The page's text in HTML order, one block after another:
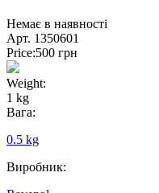
Немає в наявності
Арт. 1350601
Price:500 грн
Weight:
1 kg
Вага:
0.5 kg
Виробник: